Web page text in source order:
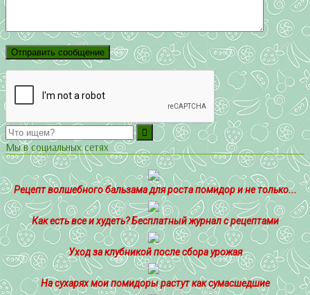
Мы в социальных сетях
Рецепт волшебного бальзама для роста помидор и не только...
Как есть все и худеть? Бесплатный журнал с рецептами
Уход за клубникой после сбора урожая
На сухарях мои помидоры растут как сумасшедшие